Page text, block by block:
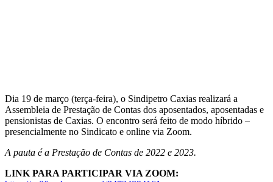
Dia 19 de março (terça-feira), o Sindipetro Caxias realizará a
Assembleia de Prestação de Contas dos aposentados, aposentadas e
pensionistas de Caxias. O encontro será feito de modo híbrido –
presencialmente no Sindicato e online via Zoom.
A pauta é a Prestação de Contas de 2022 e 2023.
LINK PARA PARTICIPAR VIA ZOOM: